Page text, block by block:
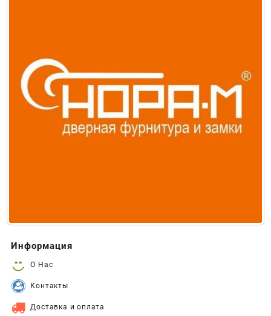
Информация
О Нас
Контакты
Доставка и оплата